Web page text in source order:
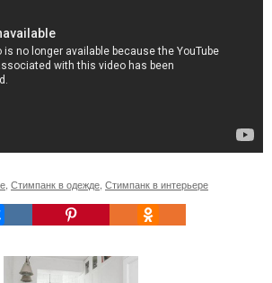
, Стимпанк в одежде, Стимпанк в интерьере